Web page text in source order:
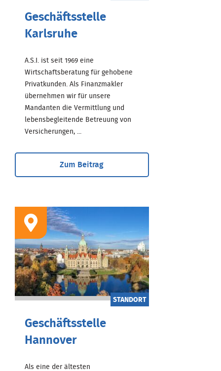
Geschäftsstelle
Karlsruhe
A.S.I. ist seit 1969 eine
Wirtschaftsberatung für gehobene
Privatkunden. Als Finanzmakler
übernehmen wir für unsere
Mandanten die Vermittlung und
lebensbegleitende Betreuung von
Versicherungen, ...
Zum Beitrag
STANDORT
Geschäftsstelle
Hannover
Als eine der ältesten